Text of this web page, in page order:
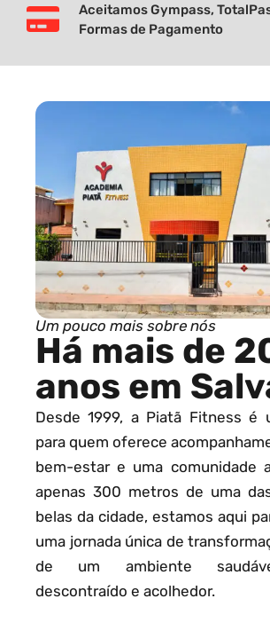
Aceitamos Gympass,
Formas de Pagamento
Um pouco mais sobre nós
Há mais de
anos em
Desde 1999, a Piatã Fitness é
para quem oferece
bem-estar e uma comunidade
apenas 300 metros de uma
belas da cidade, estamos aqui
uma jornada única de
de um ambiente
descontraído e acolhedor.